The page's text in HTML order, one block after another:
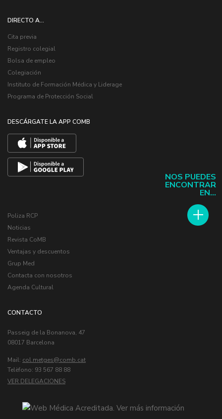
NOS PUEDES
ENCONTRAR
EN...
DIRECTO A...
Cita previa
Registro colegial
Bolsa de empleo
Colegiación
Instituto de Formación Médica y Liderage
Programa de Protección Social
DESCÁRGATE LA APP COMB
Poliza RCP
Noticias
Revista CoMB
Ventajas y descuentos
Grup Med
Contacta con nosotros
Agenda Cultural
CONTACTO
Passeig de la Bonanova, 47
08017 Barcelona
Mail: col.metges
Telèfono: 93 567 88 88
VER DELEGACIONES